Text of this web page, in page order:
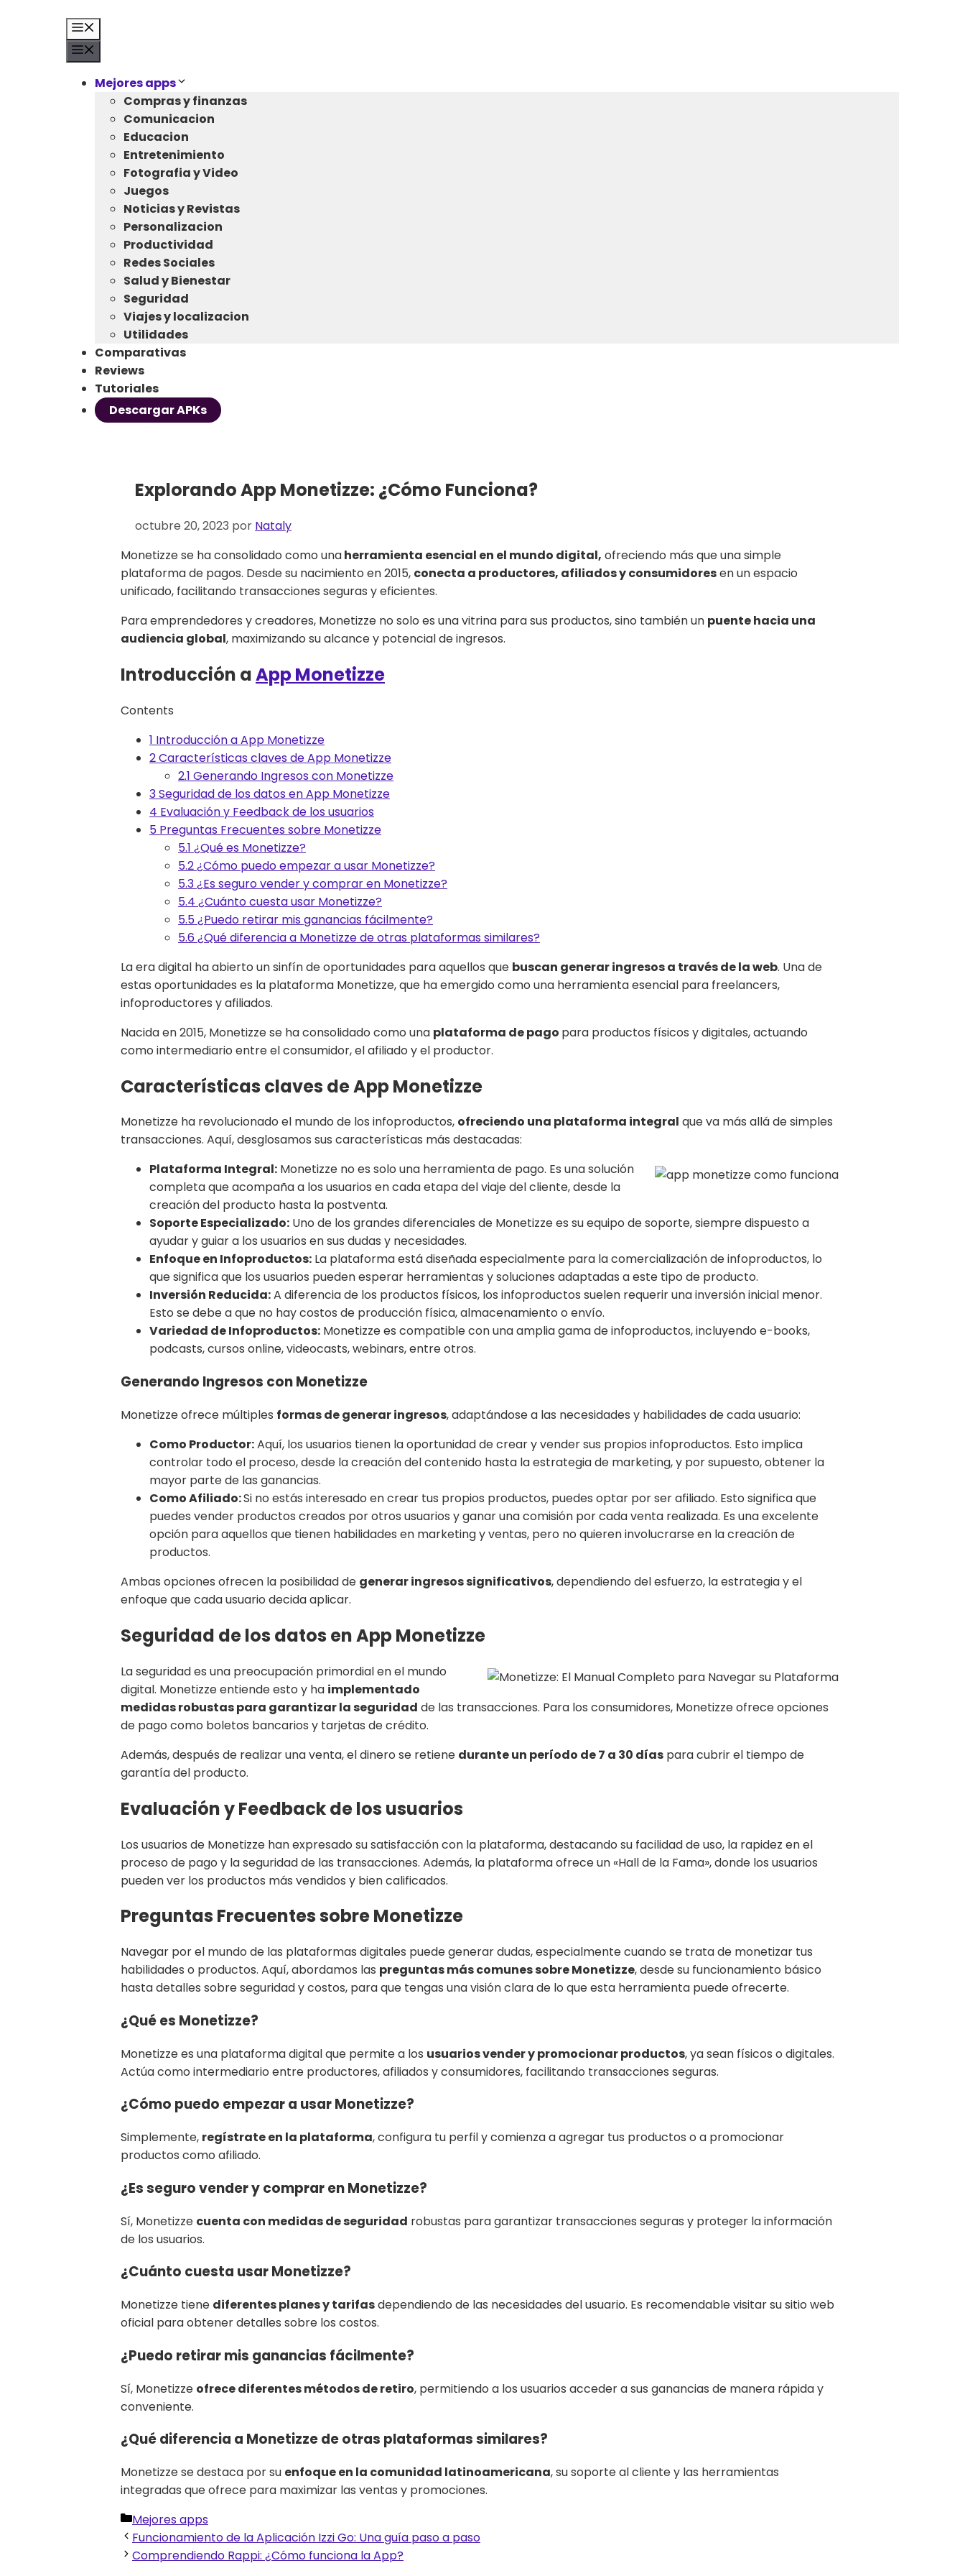
contenido
Mejores apps
Compras y finanzas
Comunicacion
Educacion
Entretenimiento
Fotografia y Video
Juegos
Noticias y Revistas
Personalizacion
Productividad
Redes Sociales
Salud y Bienestar
Seguridad
Viajes y localizacion
Utilidades
Comparativas
Reviews
Tutoriales
Descargar APKs
Explorando App Monetizze: ¿Cómo Funciona?
octubre 20, 2023 por Nataly
Monetizze se ha consolidado como unaherramienta esencial en el mundo digital, ofreciendo más que una simple
plataforma de pagos. Desde su nacimiento en 2015, conecta a productores, afiliados y consumidoresen un espacio
unificado, facilitando transacciones seguras y eficientes.
Para emprendedores y creadores, Monetizze no solo es una vitrina para sus productos, sino también un puente hacia una
audiencia global, maximizando su alcance y potencial de ingresos.
Introducción aApp Monetizze
Contents
1 Introducción a App Monetizze
2Características claves de App Monetizze
2.1 Generando Ingresos con Monetizze
3Seguridad de los datos en App Monetizze
4 Evaluación y Feedback de los usuarios
5 Preguntas Frecuentes sobre Monetizze
5.1 ¿Qué es Monetizze?
5.2¿Cómo puedo empezar a usar Monetizze?
5.3¿Es seguro vender y comprar en Monetizze?
5.4 ¿Cuánto cuesta usar Monetizze?
5.5¿Puedo retirar mis ganancias fácilmente?
5.6¿Qué diferencia a Monetizze de otras plataformas similares?
La era digital ha abierto un sinfín de oportunidades para aquellos que buscan generar ingresos a través de la web. Una de
estas oportunidades es la plataforma Monetizze, que ha emergido como una herramienta esencial para freelancers,
infoproductores y afiliados.
Nacida en 2015, Monetizze se ha consolidado como una plataforma de pago para productos físicos y digitales, actuando
como intermediario entre el consumidor, el afiliado y el productor.
Características claves de App Monetizze
Monetizze ha revolucionado el mundo de los infoproductos, ofreciendo una plataforma integral que va más allá de simples
transacciones. Aquí, desglosamos sus características más destacadas:
Plataforma Integral: Monetizze no es solo una herramienta de pago. Es una solución
completa que acompaña a los usuarios en cada etapa del viaje del cliente, desde la
creación del producto hasta la postventa.
Soporte Especializado: Uno de los grandes diferenciales de Monetizze es su equipo de soporte, siempre dispuesto a
ayudar y guiar a los usuarios en sus dudas y necesidades.
Enfoque en Infoproductos: La plataforma está diseñada especialmente para la comercialización de infoproductos, lo
que significa que los usuarios pueden esperar herramientas y soluciones adaptadas a este tipo de producto.
Inversión Reducida:A diferencia de los productos físicos, los infoproductos suelen requerir una inversión inicial menor.
Esto se debe a que no hay costos de producción física, almacenamiento o envío.
Variedad de Infoproductos: Monetizze es compatible con una amplia gama de infoproductos, incluyendo e-books,
podcasts, cursos online, videocasts, webinars, entre otros.
Generando Ingresos con Monetizze
Monetizze ofrece múltiples formas de generar ingresos, adaptándose a las necesidades y habilidades de cada usuario:
Como Productor:Aquí, los usuarios tienen la oportunidad de crear y vender sus propios infoproductos. Esto implica
controlar todo el proceso, desde la creación del contenido hasta la estrategia de marketing, y por supuesto, obtener la
mayor parte de las ganancias.
Como Afiliado:Si no estás interesado en crear tus propios productos, puedes optar por ser afiliado. Esto significa que
puedes vender productos creados por otros usuarios y ganar una comisión por cada venta realizada. Es una excelente
opción para aquellos que tienen habilidades en marketing y ventas, pero no quieren involucrarse en la creación de
productos.
Ambas opciones ofrecen la posibilidad de generar ingresos significativos, dependiendo del esfuerzo, la estrategia y el
enfoque que cada usuario decida aplicar.
Seguridad de los datos en App Monetizze
La seguridad es una preocupación primordial en el mundo
digital. Monetizze entiende esto y ha implementado
medidas robustas para garantizar la seguridad de las transacciones. Para los consumidores, Monetizze ofrece opciones
de pago como boletos bancarios y tarjetas de crédito.
Además, después de realizar una venta, el dinero se retiene durante un período de 7 a 30 días para cubrir el tiempo de
garantía del producto.
Evaluación y Feedback de los usuarios
Los usuarios de Monetizze han expresado su satisfacción con la plataforma, destacando su facilidad de uso, la rapidez en el
proceso de pago y la seguridad de las transacciones. Además, la plataforma ofrece un «Hall de la Fama», donde los usuarios
pueden ver los productos más vendidos y bien calificados.
Preguntas Frecuentes sobre Monetizze
Navegar por el mundo de las plataformas digitales puede generar dudas, especialmente cuando se trata de monetizar tus
habilidades o productos. Aquí, abordamos las preguntas más comunes sobre Monetizze, desde su funcionamiento básico
hasta detalles sobre seguridad y costos, para que tengas una visión clara de lo que esta herramienta puede ofrecerte.
¿Qué es Monetizze?
Monetizze es una plataforma digital que permite a los usuarios vender y promocionar productos, ya sean físicos o digitales.
Actúa como intermediario entre productores, afiliados y consumidores, facilitando transacciones seguras.
¿Cómo puedo empezar a usar Monetizze?
Simplemente, regístrate en la plataforma, configura tu perfil y comienza a agregar tus productos o a promocionar
productos como afiliado.
¿Es seguro vender y comprar en Monetizze?
Sí, Monetizze cuenta con medidas de seguridad robustas para garantizar transacciones seguras y proteger la información
de los usuarios.
¿Cuánto cuesta usar Monetizze?
Monetizze tiene diferentes planes y tarifasdependiendo de las necesidades del usuario. Es recomendable visitar su sitio web
oficial para obtener detalles sobre los costos.
¿Puedo retirar mis ganancias fácilmente?
Sí, Monetizze ofrece diferentes métodos de retiro, permitiendo a los usuarios acceder a sus ganancias de manera rápida y
conveniente.
¿Qué diferencia a Monetizze de otras plataformas similares?
Monetizze se destaca por su enfoque en la comunidad latinoamericana, su soporte al cliente y las herramientas
integradas que ofrece para maximizar las ventas y promociones.
Categorías
Mejores apps
Funcionamiento de la Aplicación Izzi Go: Una guía paso a paso
Comprendiendo Rappi: ¿Cómo funciona la App?